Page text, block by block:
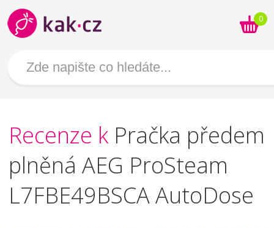
0
Recenze k Pračka předem
plněná AEG ProSteam
L7FBE49BSCA AutoDose